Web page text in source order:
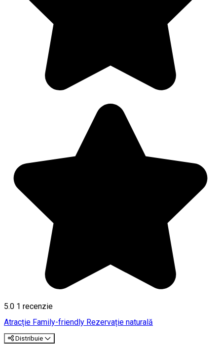
5.0 1 recenzie
Atracție Family-friendly Rezervație naturală
Distribuie